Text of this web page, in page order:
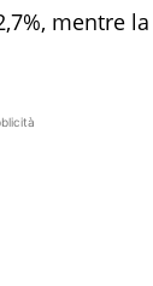
mentre